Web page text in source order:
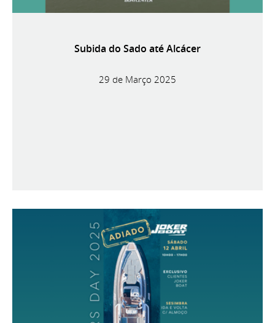
Subida do Sado até Alcácer
29 de Março 2025